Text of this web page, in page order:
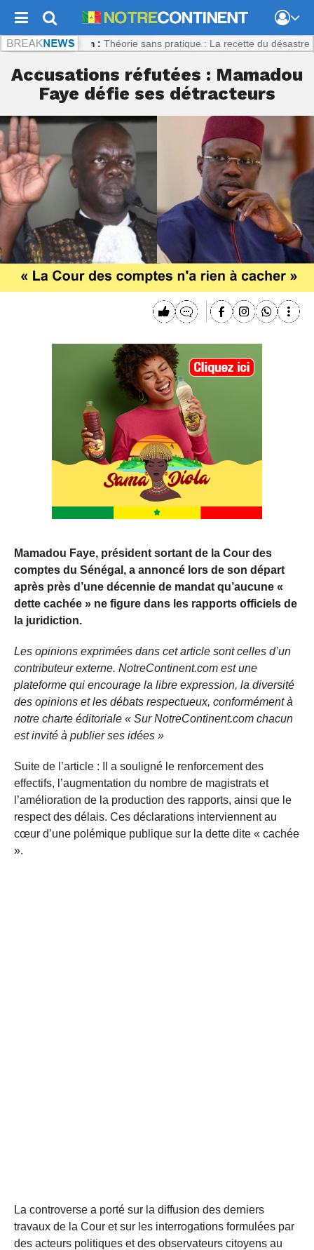
: Théorie sans pratique : La recette du désastre des
Accusations réfutées : Mamadou
Faye défie ses détracteurs
Mamadou Faye, président sortant de la Cour des
comptes du Sénégal, a annoncé lors de son départ
après près d’une décennie de mandat qu’aucune «
dette cachée » ne figure dans les rapports officiels de
la juridiction.
Les opinions exprimées dans cet article sont celles d’un
contributeur externe. NotreContinent.com est une
plateforme qui encourage la libre expression, la diversité
des opinions et les débats respectueux, conformément à
notre charte éditoriale « Sur NotreContinent.com chacun
est invité à publier ses idées »
Suite de l’article : Il a souligné le renforcement des
effectifs, l’augmentation du nombre de magistrats et
l’amélioration de la production des rapports, ainsi que le
respect des délais. Ces déclarations interviennent au
cœur d’une polémique publique sur la dette dite « cachée
».
La controverse a porté sur la diffusion des derniers
travaux de la Cour et sur les interrogations formulées par
des acteurs politiques et des observateurs citoyens au